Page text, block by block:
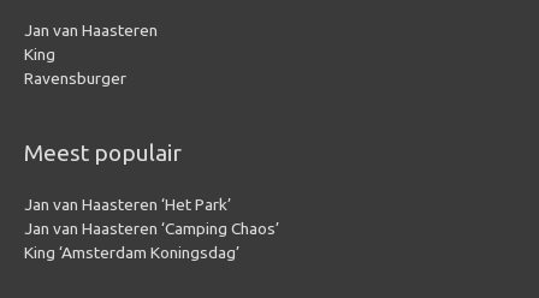
Jan van Haasteren
King
Ravensburger
Meest populair
Jan van Haasteren ‘Het Park’
Jan van Haasteren ‘Camping Chaos’
King ‘Amsterdam Koningsdag’